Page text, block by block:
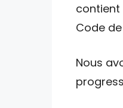
contient
Code
Nous